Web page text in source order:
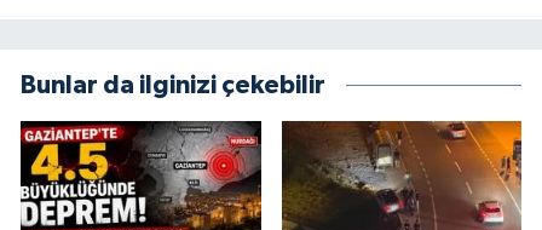
Bunlar da ilginizi çekebilir